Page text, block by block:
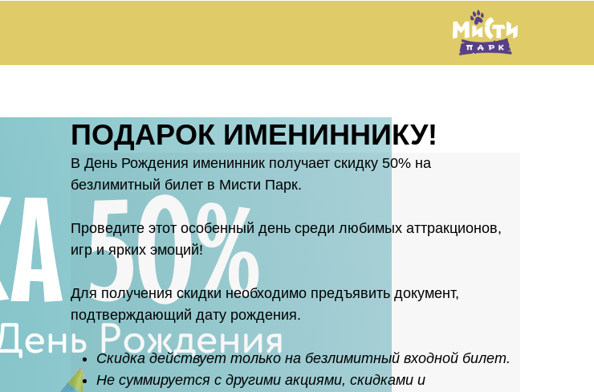
ПОДАРОК ИМЕНИННИКУ!
В День Рождения именинник получает скидку 50% на
безлимитный билет в Мисти Парк.
Проведите этот особенный день среди любимых аттракционов,
игр и ярких эмоций!
Для получения скидки необходимо предъявить документ,
подтверждающий дату рождения.
Скидка действует только на безлимитный входной билет.
Не суммируется с другими акциями, скидками и